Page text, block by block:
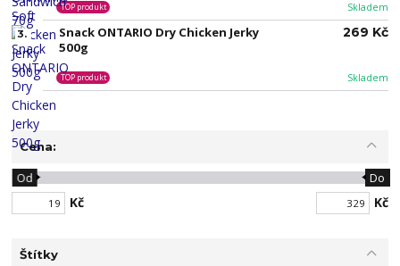
Skladem
TOP produkt
3.
Snack ONTARIO Dry Chicken Jerky
500g
Skladem
TOP produkt
269 Kč
Cena:
Kč
Od Do
Kč
Štítky